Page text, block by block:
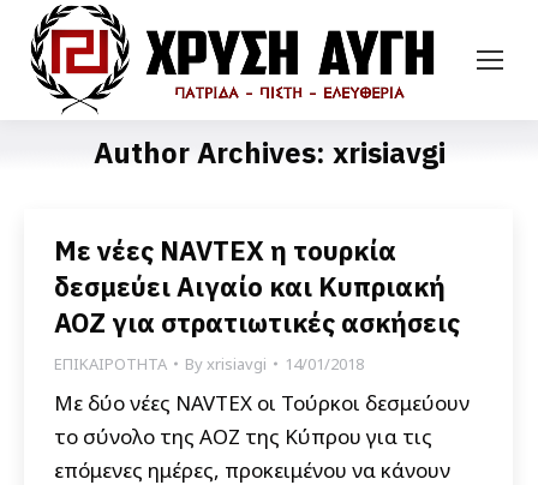
Author Archives: xrisiavgi
Με νέες NAVTEX η τουρκία
δεσμεύει Αιγαίο και Κυπριακή
ΑΟΖ για στρατιωτικές ασκήσεις
ΕΠΙΚΑΙΡΟΤΗΤΑ Byxrisiavgi 14/01/2018
Με δύο νέες NAVTEX οι Τούρκοι δεσμεύουν
το σύνολο της ΑΟΖ της Κύπρου για τις
επόμενες ημέρες, προκειμένου να κάνουν